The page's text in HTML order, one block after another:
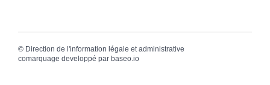
© Direction de l'information légale et administrative
comarquage developpé par baseo.io